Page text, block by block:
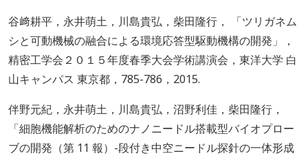
谷﨑耕平，永井萌土，川島貴弘，柴田隆行， 「ツリガネム
シと可動機械の融合による環境応答型駆動機構の開発」，
精密工学会２０１５年度春季大会学術講演会，東洋大学 白
山キャンパス 東京都，785-786，2015.
伴野元紀，永井萌土，川島貴弘，沼野利佳，柴田隆行，
「細胞機能解析のためのナノニードル搭載型バイオプロー
ブの開発（第 11 報）-段付き中空ニードル探針の一体形成